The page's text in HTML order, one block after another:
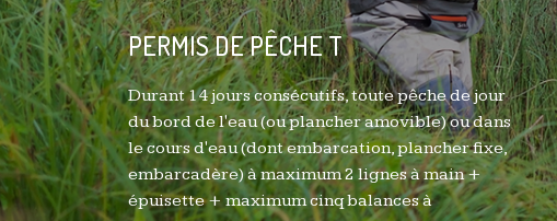
PERMIS DE PÊCHE T
Durant 14 jours consécutifs, toute pêche de jour
du bord de l'eau (ou plancher amovible) ou dans
le cours d'eau (dont embarcation, plancher fixe,
embarcadère) à maximum 2 lignes à main +
épuisette + maximum cinq balances à